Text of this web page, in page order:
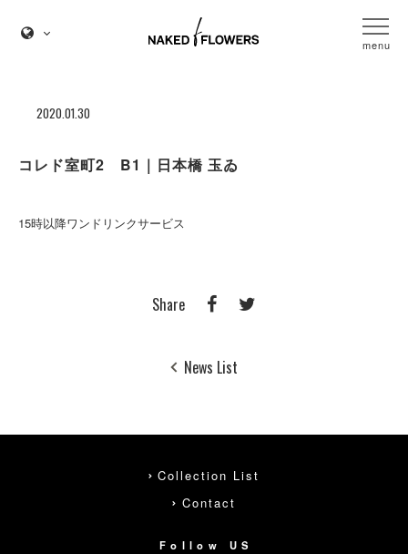
menu
2020.01.30
コレド室町2 B1｜日本橋 玉ゐ
15時以降ワンドリンクサービス
Share
News List
Collection List
Contact
Follow US